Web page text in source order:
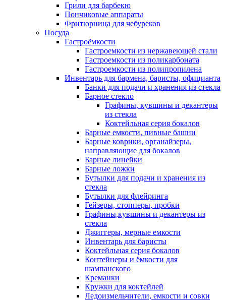
Грили для барбекю
Пончиковые аппараты
Фритюрница для чебуреков
Посуда
Гастроёмкости
Гастроемкости из нержавеющей стали
Гастроемкости из поликарбоната
Гастроемкости из полипропилена
Инвентарь для бармена, баристы, официанта
Банки для подачи и хранения из стекла
Барное стекло
Графины, кувшины и декантеры
из стекла
Коктейльная серия бокалов
Барные емкости, пивные башни
Барные коврики, органайзеры,
направляющие для бокалов
Барные линейки
Барные ложки
Бутылки для подачи и хранения из
стекла
Бутылки для флейринга
Гейзеры, стопперы, пробки
Графины,кувшины и декантеры из
стекла
Джиггеры, мерные емкости
Инвентарь для баристы
Коктейльная серия бокалов
Контейнеры и ёмкости для
шампанского
Креманки
Кружки для коктейлей
Ледоизмельчители, емкости и совки